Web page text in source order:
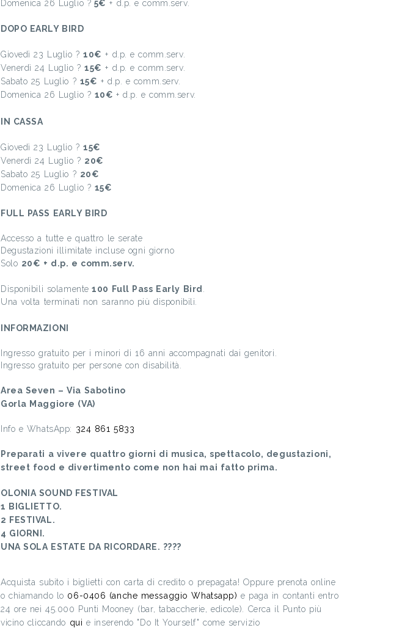
Domenica 26 Luglio ? 5€ + d.p. e comm.serv.
DOPO EARLY BIRD
Giovedì 23 Luglio ?10€ + d.p. e comm.serv.
Venerdì 24 Luglio ?15€ + d.p. e comm.serv.
Sabato 25 Luglio ? 15€ + d.p. e comm.serv.
Domenica 26 Luglio ? 10€+ d.p. e comm.serv.
IN CASSA
Giovedì 23 Luglio ?15€
Venerdì 24 Luglio ? 20€
Sabato 25 Luglio ? 20€
Domenica 26 Luglio ? 15€
FULL PASS EARLY BIRD
Accesso a tutte e quattro le serate
Degustazioni illimitate incluse ogni giorno
Solo 20€ + d.p. e comm.serv.
Disponibili solamente 100 Full Pass Early Bird
Una volta terminati non saranno più disponibili.
INFORMAZIONI
Ingresso gratuito per i minori di 16 anni accompagnati dai genitori.
Ingresso gratuito per persone con disabilità.
Area Seven – Via Sabotino
Gorla Maggiore (VA)
Info e WhatsApp: 324 861 5833
Preparati a vivere quattro giorni di musica, spettacolo, degustazioni,
street food e divertimento come non hai mai fatto prima.
OLONIA SOUND FESTIVAL
1 BIGLIETTO.
2 FESTIVAL.
4 GIORNI.
UNA SOLA ESTATE DA RICORDARE. ????
Acquista subito i biglietti con carta di credito o prepagata! Oppure prenota online
o chiamando lo 06-0406 (anche messaggio Whatsapp) e paga in contanti entro
24 ore nei 45.000 Punti Mooney (bar, tabaccherie, edicole). Cerca il Punto più
vicino cliccando qui e inserendo "Do It Yourself" come servizio